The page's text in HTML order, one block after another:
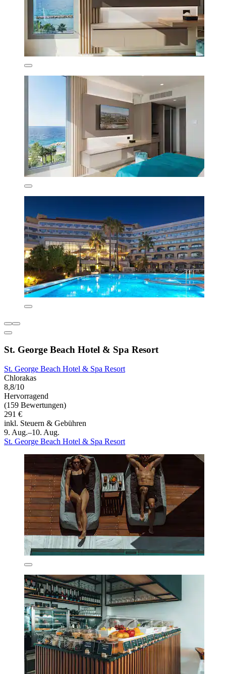
St. George Beach Hotel & Spa Resort
St. George Beach Hotel & Spa Resort
Chlorakas
8,8/10
Hervorragend
(159 Bewertungen)
291 €
inkl. Steuern & Gebühren
9. Aug.–10. Aug.
St. George Beach Hotel & Spa Resort